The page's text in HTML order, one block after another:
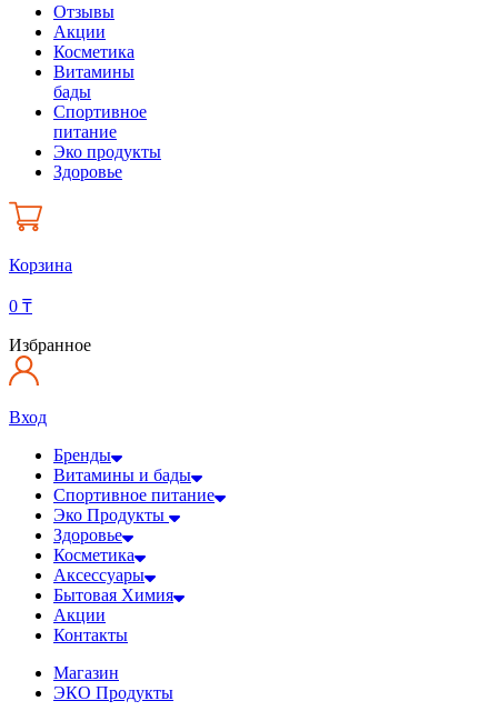
Отзывы
Акции
Косметика
Витамины
бады
Спортивное
питание
Эко продукты
Здоровье
Корзина
0 ₸
Избранное
Вход
Бренды
Витамины и бады
Спортивное питание
Эко Продукты
Здоровье
Косметика
Аксессуары
Бытовая Химия
Акции
Контакты
Магазин
ЭКО Продукты